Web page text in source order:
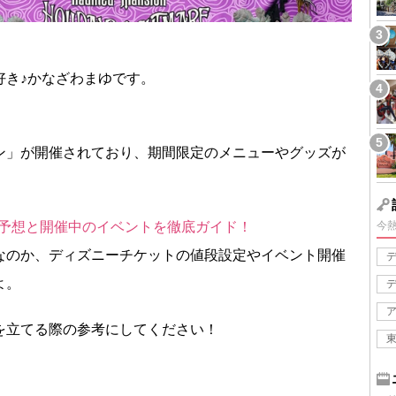
♪かなざわまゆです。
が開催されており、期間限定のメニューやグッズが
と開催中のイベントを徹底ガイド！
か、ディズニーチケットの値段設定やイベント開催
てる際の参考にしてください！
今